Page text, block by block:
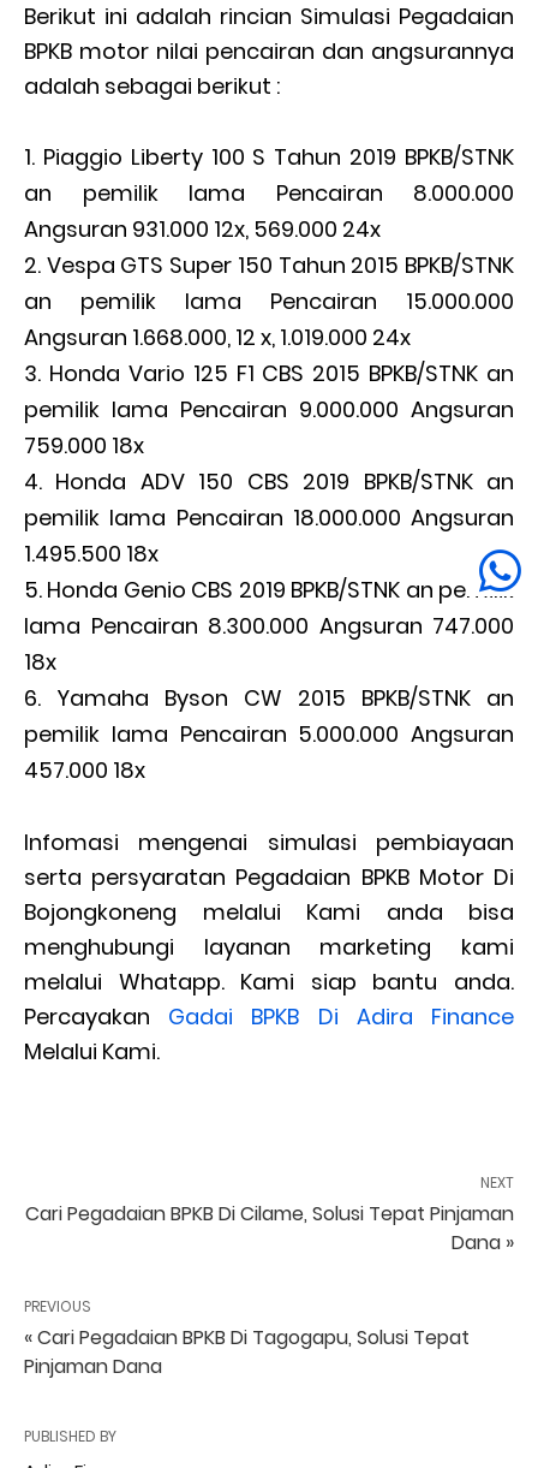
Berikut ini adalah rincian Simulasi Pegadaian
BPKB motor nilai pencairan dan angsurannya
adalah sebagai berikut :
Piaggio Liberty 100 S Tahun 2019 BPKB/STNK
an pemilik lama Pencairan 8.000.000
Angsuran 931.000 12x, 569.000 24x
Vespa GTS Super 150 Tahun 2015 BPKB/STNK
an pemilik lama Pencairan 15.000.000
Angsuran 1.668.000, 12 x, 1.019.000 24x
Honda Vario 125 F1 CBS 2015 BPKB/STNK an
pemilik lama Pencairan 9.000.000 Angsuran
759.000 18x
Honda ADV 150 CBS 2019 BPKB/STNK an
pemilik lama Pencairan 18.000.000 Angsuran
1.495.500 18x
Honda Genio CBS 2019 BPKB/STNK an pemilik
lama Pencairan 8.300.000 Angsuran 747.000
18x
Yamaha Byson CW 2015 BPKB/STNK an
pemilik lama Pencairan 5.000.000 Angsuran
457.000 18x
Infomasi mengenai simulasi pembiayaan
serta persyaratan Pegadaian BPKB Motor Di
Bojongkoneng melalui Kami anda bisa
menghubungi layanan marketing kami
melalui Whatapp. Kami siap bantu anda.
Percayakan Gadai BPKB Di Adira Finance
Melalui Kami.
NEXT
Cari Pegadaian BPKB Di Cilame, Solusi Tepat Pinjaman
Dana »
PREVIOUS
« Cari Pegadaian BPKB Di Tagogapu, Solusi Tepat
Pinjaman Dana
PUBLISHED BY